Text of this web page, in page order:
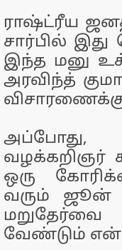
ராஷ்ட்ரீய
சார்பில்
இந்த மனு
அரவிந்த்
அப்போது,
வழக்கறிஞர்
ஒரு
வரும் ஜூன்
வேண்டும்